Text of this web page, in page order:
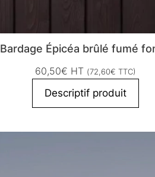
Bardage Épicéa brûlé fumé
60,50€ HT (72,60€ TTC)
Descriptif produit